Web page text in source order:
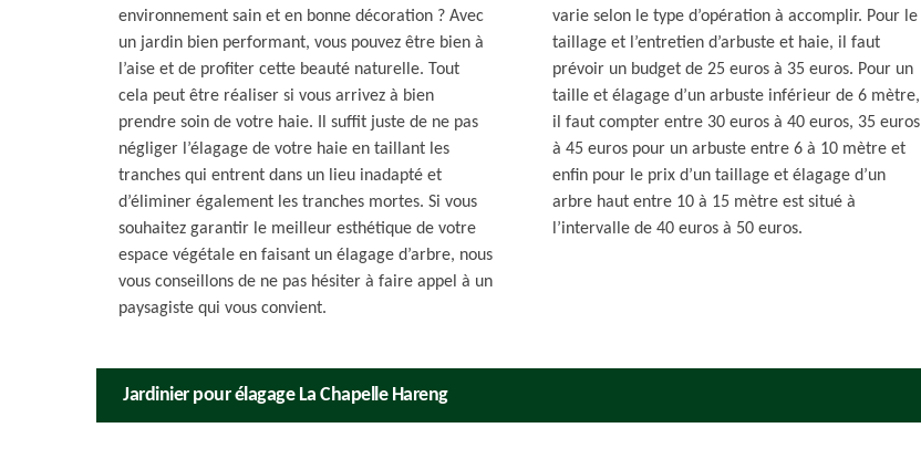
environnement sain et en bonne décoration ? Avec
un jardin bien performant, vous pouvez être bien à
l’aise et de profiter cette beauté naturelle. Tout
cela peut être réaliser si vous arrivez à bien
prendre soin de votre haie. Il suffit juste de ne pas
négliger l’élagage de votre haie en taillant les
tranches qui entrent dans un lieu inadapté et
d’éliminer également les tranches mortes. Si vous
souhaitez garantir le meilleur esthétique de votre
espace végétale en faisant un élagage d’arbre, nous
vous conseillons de ne pas hésiter à faire appel à un
paysagiste qui vous convient.
varie selon le type d’opération à accomplir. Pour le
taillage et l’entretien d’arbuste et haie, il faut
prévoir un budget de 25 euros à 35 euros. Pour un
taille et élagage d’un arbuste inférieur de 6 mètre,
il faut compter entre 30 euros à 40 euros, 35 euros
à 45 euros pour un arbuste entre 6 à 10 mètre et
enfin pour le prix d’un taillage et élagage d’un
arbre haut entre 10 à 15 mètre est situé à
l’intervalle de 40 euros à 50 euros.
Jardinier pour élagage La Chapelle Hareng